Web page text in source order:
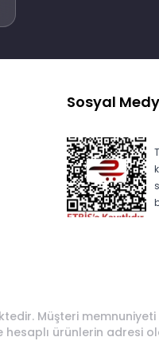
Sosyal
Müşteri
hesaplı ürünlerin adresi